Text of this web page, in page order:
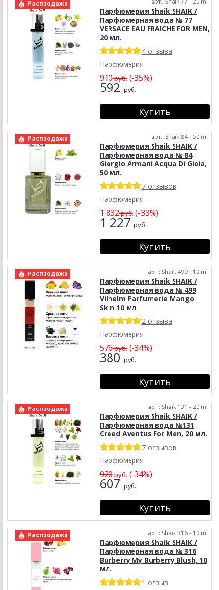
Распродажа арт.: Shaik 77 - 20 ml
Парфюмерия Shaik SHAIK /
Парфюмерная вода № 77
VERSACE EAU FRAICHE FOR MEN,
20 мл.
4 отзыва
Парфюмерия
910руб.(-35%)
592 руб.
Распродажа арт.: Shaik 84 - 50 ml
Парфюмерия Shaik SHAIK /
Парфюмерная вода № 84
Giorgio Armani Acqua Di Gioia,
50 мл.
7 отзывов
Парфюмерия
1 832руб.(-33%)
1 227 руб.
Распродажа арт.: Shaik 499 - 10 ml
Парфюмерия Shaik SHAIK /
Парфюмерная вода № 499
Vilhelm Parfumerie Mango
Skin 10 мл
2 отзыва
Парфюмерия
576руб.(-34%)
380 руб.
Распродажа арт.: Shaik 131 - 20 ml
Парфюмерия Shaik SHAIK /
Парфюмерная вода №131
Creed Aventus For Men, 20 мл.
7 отзывов
Парфюмерия
920руб.(-34%)
607 руб.
Распродажа арт.: Shaik 316 - 10 ml
Парфюмерия Shaik SHAIK /
Парфюмерная вода № 316
Burberry My Burberry Blush, 10
мл.
1 отзыв